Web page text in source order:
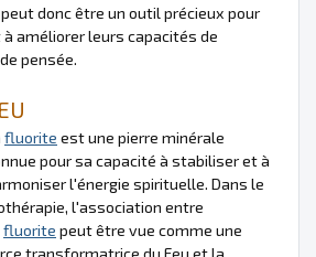
donc être un outil précieux pour
améliorer leurs capacités de
pensée.
fluorite est une pierre minérale
pour sa capacité à stabiliser et à
l'énergie spirituelle. Dans le
l'association entre
fluorite peut être vue comme une
transformatrice du Feu et la